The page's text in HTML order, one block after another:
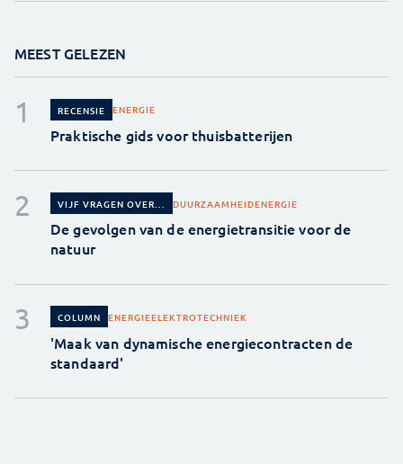
MEEST GELEZEN
RECENSIE ENERGIE
Praktische gids voor thuisbatterijen
VIJF VRAGEN OVER... DUURZAAMHEIDENERGIE
De gevolgen van de energietransitie voor de
natuur
COLUMN ENERGIEELEKTROTECHNIEK
'Maak van dynamische energiecontracten de
standaard'